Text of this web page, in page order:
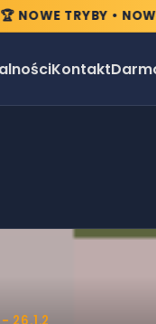
TRYBY • NOWE
Kontakt
26.1.2